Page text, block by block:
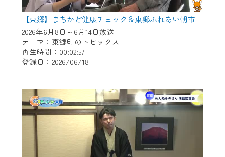
【東郷】まちかど健康チェック＆東郷ふれあい朝市
2026年6月8日～6月14日放送
テーマ：東郷町のトピックス
再生時間：00:02:57
登録日：2026/06/18
＜メンテナンス情報＞
CCNetWebTVのリニューアルにともないメ
ンテナンス作業を予定しています。
作業の間は、CCNetWebTVの画面が「メン
テナンス中」になり、ご利用いただけませ
ん。
ご不便をおかけいたしますが、ご了承の程
よろしくお願いいたします。